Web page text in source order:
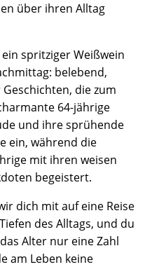
über ihren Alltag
spritziger Weißwein
belebend,
die zum
64-jährige
und ihre sprühende
ein, während die
mit ihren weisen
begeistert.
dich mit auf eine Reise
des Alltags, und du
Alter nur eine Zahl
am Leben keine